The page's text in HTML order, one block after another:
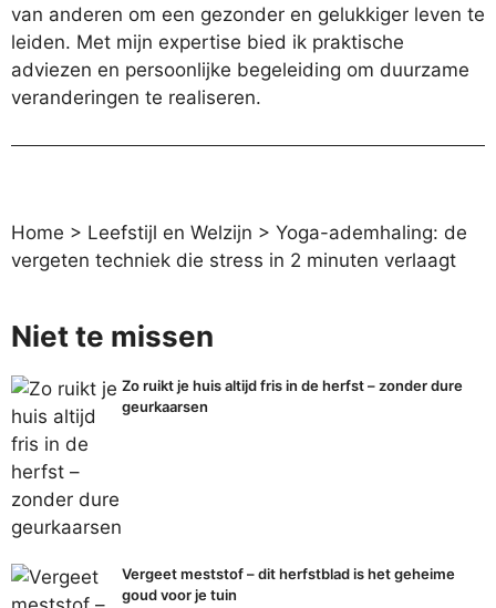
van anderen om een gezonder en gelukkiger leven te
leiden. Met mijn expertise bied ik praktische
adviezen en persoonlijke begeleiding om duurzame
veranderingen te realiseren.
Home > Leefstijl en Welzijn > Yoga-ademhaling: de
vergeten techniek die stress in 2 minuten verlaagt
Niet te missen
Zo ruikt je huis altijd fris in de herfst – zonder dure
geurkaarsen
Vergeet meststof – dit herfstblad is het geheime
goud voor je tuin